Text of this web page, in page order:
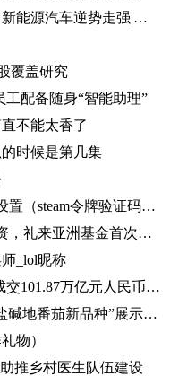
智通港股解盘 | 医药、AI遭遇利空 新能源汽车逆势走强|环球播资讯
覆盖研究
配备随身“智能助理”
不能太香了
时候是第几集
天天播报:steam令牌验证码在哪里设置（steam令牌验证码在哪）
全球今头条！朗来科技获5亿元融资，礼来亚洲基金首次投资湖北
_lol昵称
外汇局：1-5月中国外汇市场累计成交101.87万亿元人民币-讯息
全球微头条丨山东省农科院“适于盐碱地番茄新品种”展示会在利津县农业双创中心举行
物）
推乡村医生队伍建设